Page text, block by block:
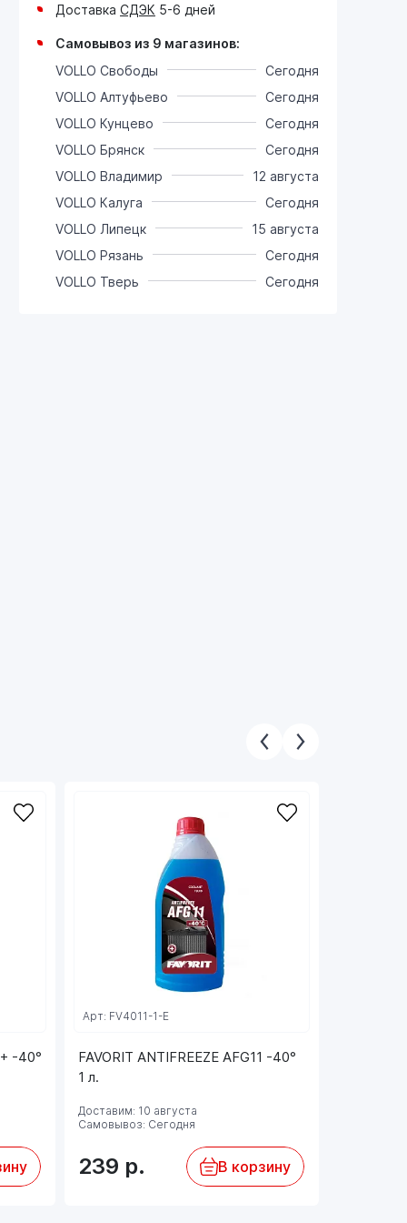
Доставка СДЭК 5-6 дней
Самовывоз из 9 магазинов:
VOLLO Свободы
Сегодня
VOLLO Алтуфьево
Сегодня
VOLLO Кунцево
Сегодня
VOLLO Брянск
Сегодня
VOLLO Владимир
12 августа
VOLLO Калуга
Сегодня
VOLLO Липецк
15 августа
VOLLO Рязань
Сегодня
VOLLO Тверь
Сегодня
-40°
FAVORIT ANTIFREEZE AFG11 -40°
1 л.
Арт: FV4011-1-E
Доставим: 10 августа
Самовывоз: Сегодня
239 р. В корзину